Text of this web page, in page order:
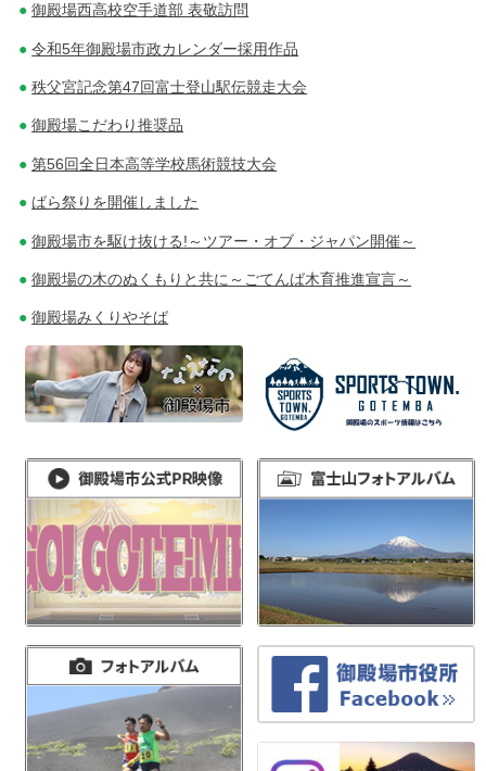
御殿場西高校空手道部 表敬訪問
令和5年御殿場市政カレンダー採用作品
秩父宮記念第47回富士登山駅伝競走大会
御殿場こだわり推奨品
第56回全日本高等学校馬術競技大会
ばら祭りを開催しました
御殿場市を駆け抜ける!～ツアー・オブ・ジャパン開催～
御殿場の木のぬくもりと共に～ごてんば木育推進宣言～
御殿場みくりやそば